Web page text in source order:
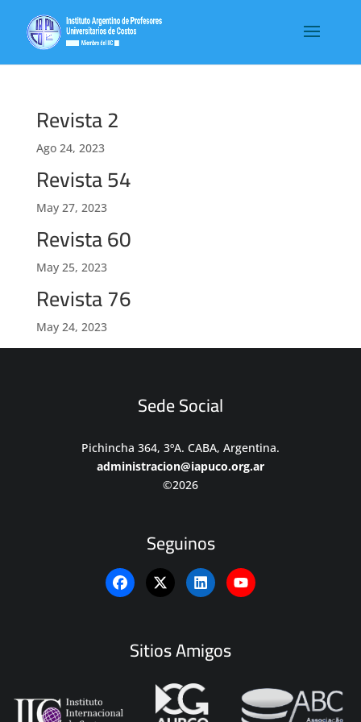
Revista 2
Ago 24, 2023
Revista 54
May 27, 2023
Revista 60
May 25, 2023
Revista 76
May 24, 2023
Sede Social
Pichincha 364, 3ºA. CABA, Argentina.
administracion@iapuco.org.ar
©2026
Seguinos
Sitios Amigos